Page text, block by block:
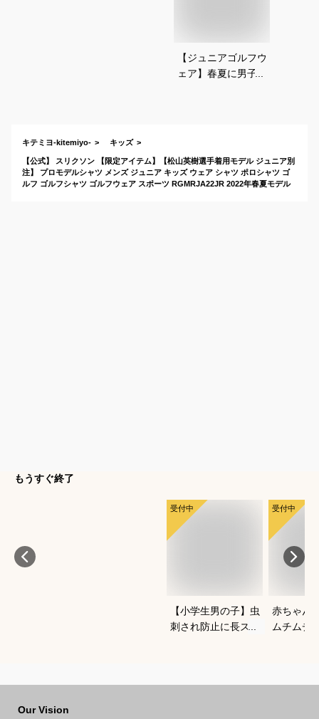
【ジュニアゴルフウ
ェア】春夏に男子が
キテミヨ-kitemiyo- キッズ
【公式】 スリクソン 【限定アイテム】【松山英樹選手着用モデル ジュニア別
注】 プロモデルシャツ メンズ ジュニア キッズ ウェア シャツ ポロシャツ ゴ
ルフ ゴルフシャツ ゴルフウェア スポーツ RGMRJA22JR 2022年春夏モデル
もうすぐ終了
受付中
【小学生男の子】虫
刺され防止に長ズボ
受付中
赤ちゃん
ムチムチ
Our Vision